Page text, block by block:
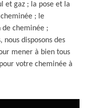
et gaz ; la pose et la
; le
cheminée ;
nous disposons des
mener à bien tous
votre cheminée à